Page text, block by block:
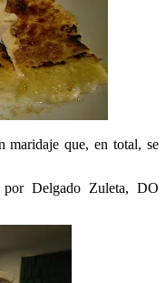
maridaje que, en total, se
por Delgado Zuleta, DO